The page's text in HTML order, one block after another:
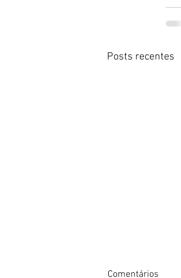
Posts recentes
Comentários